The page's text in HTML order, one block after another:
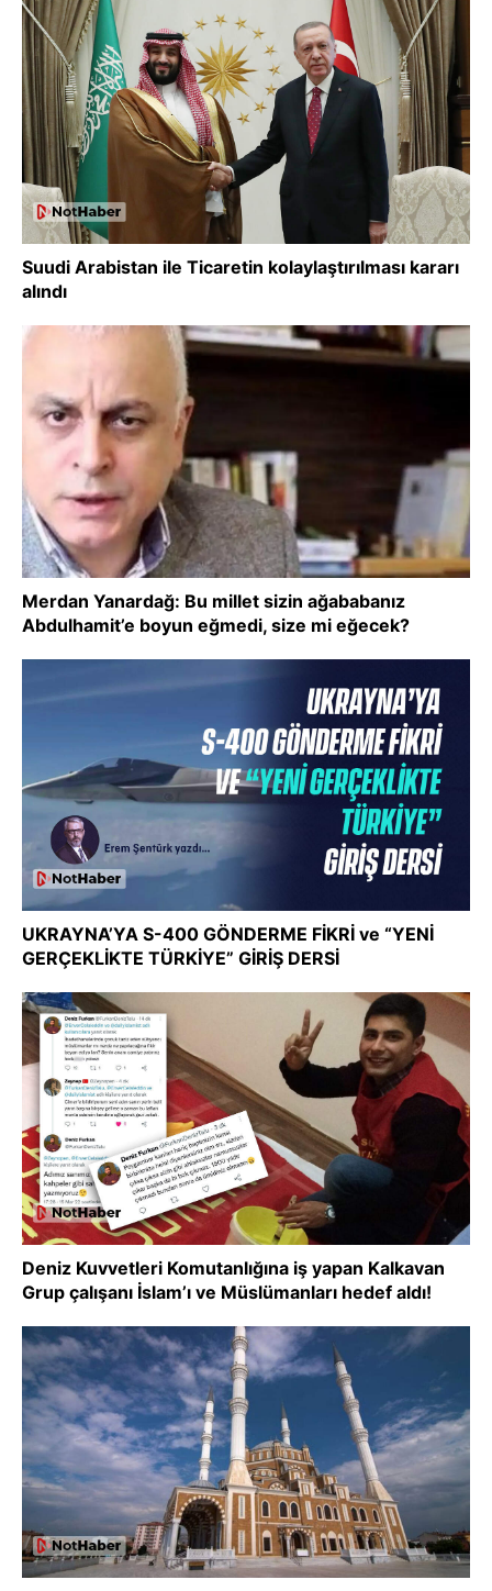
Suudi Arabistan ile Ticaretin kolaylaştırılması kararı
alındı
Merdan Yanardağ: Bu millet sizin ağababanız
Abdulhamit’e boyun eğmedi, size mi eğecek?
UKRAYNA’YA S-400 GÖNDERME FİKRİ ve “YENİ
GERÇEKLİKTE TÜRKİYE” GİRİŞ DERSİ
Deniz Kuvvetleri Komutanlığına iş yapan Kalkavan
Grup çalışanı İslam’ı ve Müslümanları hedef aldı!